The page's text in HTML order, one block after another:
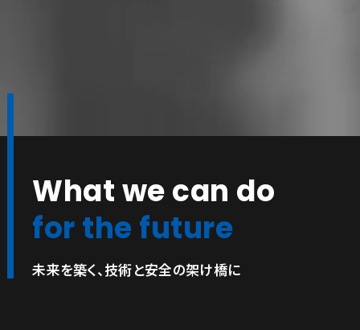
What we can do
for the future
未来を築く、技術と安全の架け橋に